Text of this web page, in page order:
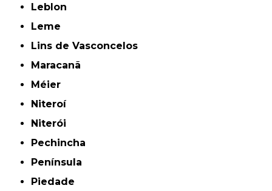
Leblon
Leme
Lins de Vasconcelos
Maracanã
Méier
Niteroí
Niterói
Pechincha
Península
Piedade